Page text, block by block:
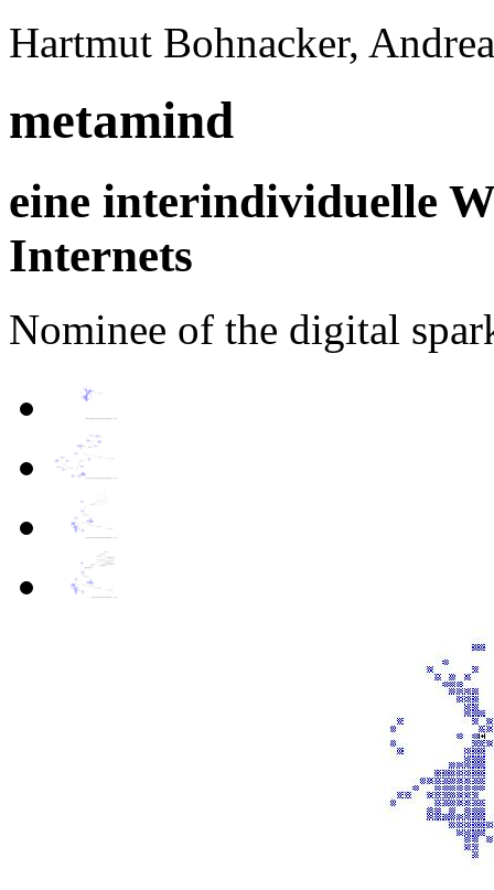
Hartmut Bohnacker,
metamind
eine interindividuelle
Internets
Nominee of the digital